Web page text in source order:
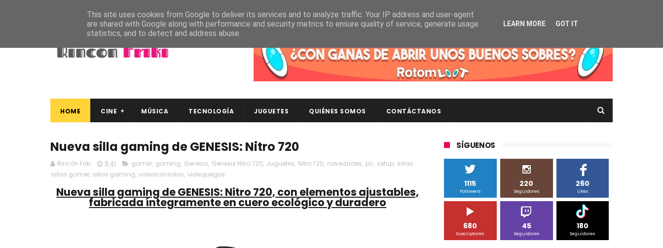
HOME CINE MÚSICA TECNOLOGÍA JUGUETES QUIÉNES SOMOS CONTÁCTANOS
Nueva silla gaming de GENESIS: Nitro 720
Rincón Friki 8:41 gamer, gaming, Genesis, Genesis Nitro 720, Juguetes, Nitro 720, novedades, pc, setup, sillas,
sillas gamer, sillas gaming, videoconsolas, videojuegos
Nueva silla gaming de GENESIS: Nitro 720, con elementos ajustables,
fabricada íntegramente en cuero ecológico y duradero
SÍGUENOS
1115
Followers
220
Seguidores
260
Likes
680
Suscriptores
45
Seguidores
180
Seguidores
This site uses cookies from Google to deliver its services and to analyze traffic. Your IP address and user-agent
are shared with Google along with performance and security metrics to ensure quality of service, generate usage
statistics, and to detect and address abuse.
LEARN MORE GOT IT